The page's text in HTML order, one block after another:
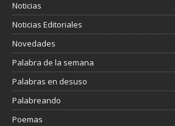
Noticias
Noticias Editoriales
Novedades
Palabra de la semana
Palabras en desuso
Palabreando
Poemas